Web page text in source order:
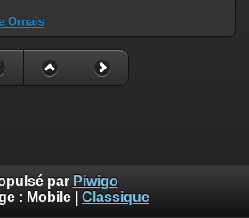
Ornais
par Piwigo
: Mobile Classique